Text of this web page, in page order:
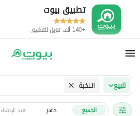
تطبيق بيوت
+140 ألف تنزيل للتطبيق
للبيع النخبة
الجميع جاهز قيد الإنشاء